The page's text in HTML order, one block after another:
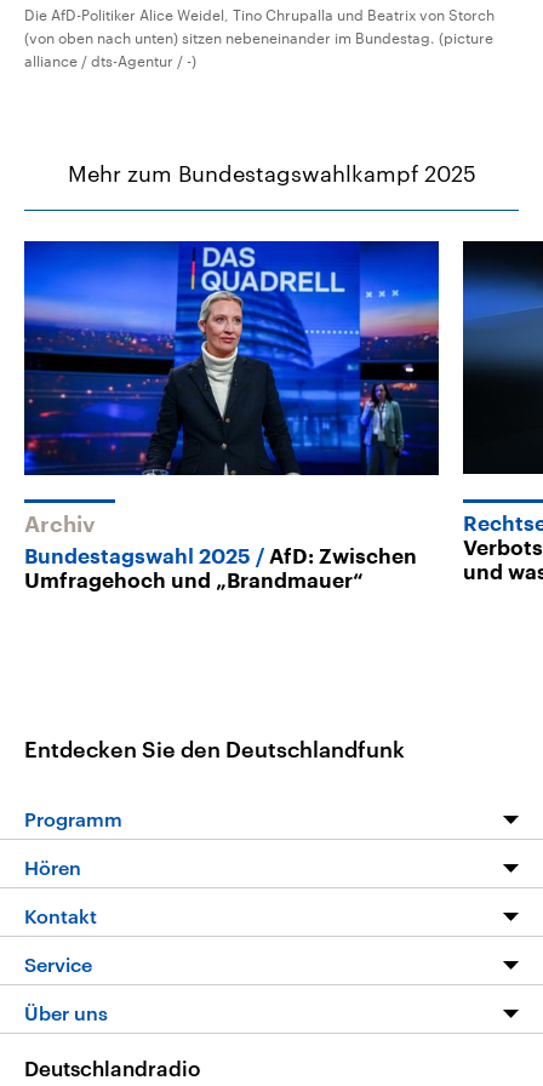
Die AfD-Politiker Alice Weidel, Tino Chrupalla und Beatrix von Storch
(von oben nach unten) sitzen nebeneinander im Bundestag. (picture
alliance / dts-Agentur / -)
Mehr zum Bundestagswahlkampf 2025
Archiv
Bundestagswahl 2025
AfD: Zwischen
Umfragehoch und „Brandmauer“
und
Entdecken Sie den Deutschlandfunk
Programm
Programm
Die Nachrichten
Nachrichtenleicht
Neue Beiträge auf dlf.de
Hören
Livestream
Podcasts
Deutschlandfunk App
Nachrichten App
Kontakt
Hörerservice
Service
FAQ
Über uns
Deutschlandradio